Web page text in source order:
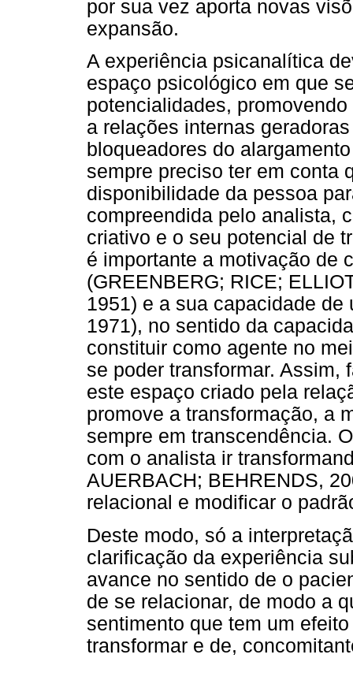
por sua vez aporta novas
expansão.
A experiência psicanalítica
espaço psicológico em que
potencialidades,
a relações internas
bloqueadores do
sempre preciso ter em conta
disponibilidade da pessoa
compreendida pelo analista,
criativo e o seu potencial de
é importante a motivação de
(GREENBERG; RICE;
1951) e a sua capacidade de
1971), no sentido da
constituir como agente no
se poder transformar. Assim,
este espaço criado pela
promove a transformação, a
sempre em transcendência.
com o analista ir
AUERBACH; BEHRENDS,
relacional e modificar o
Deste modo, só a
clarificação da experiência
avance no sentido de o
de se relacionar, de modo a
sentimento que tem um
transformar e de,